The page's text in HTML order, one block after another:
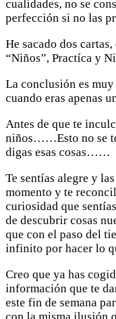
cualidades, no se
perfección si no las
He sacado dos
“Niños”, Practíca y
La conclusión es
cuando eras apenas
Antes de que te
niños……Esto no se
digas esas cosas……
Te sentías alegre y
momento y te
curiosidad que
de descubrir cosas
que con el paso del
infinito por hacer lo
Creo que ya has
información que te
este fin de semana